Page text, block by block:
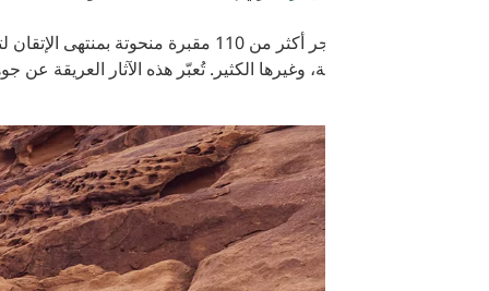
يحتضن موقع الحِجر أكثر من 110 مقبرة منحوتة بمنتهى الإتقان
وغيرها الكثير. تُعبّر هذه الآثار العريقة عن جوهر الحياة اليومية